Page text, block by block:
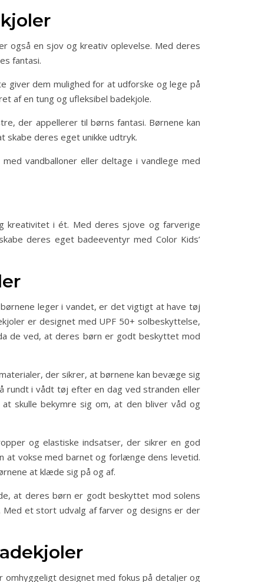
også en sjov og kreativ oplevelse. Med deres
fantasi.
giver dem mulighed for at udforske og lege på
af en tung og ufleksibel badekjole.
der appellerer til børns fantasi. Børnene kan
deres eget unikke udtryk.
vandballoner eller deltage i vandlege med
kreativitet i ét. Med deres sjove og farverige
deres eget badeeventyr med Color Kids’
leger i vandet, er det vigtigt at have tøj
er designet med UPF 50+ solbeskyttelse,
de ved, at deres børn er godt beskyttet mod
der sikrer, at børnene kan bevæge sig
rundt i vådt tøj efter en dag ved stranden eller
skulle bekymre sig om, at den bliver våd og
og elastiske indsatser, der sikrer en god
vokse med barnet og forlænge dens levetid.
at klæde sig på og af.
at deres børn er godt beskyttet mod solens
et stort udvalg af farver og designs er der
omhyggeligt designet med fokus på detaljer og